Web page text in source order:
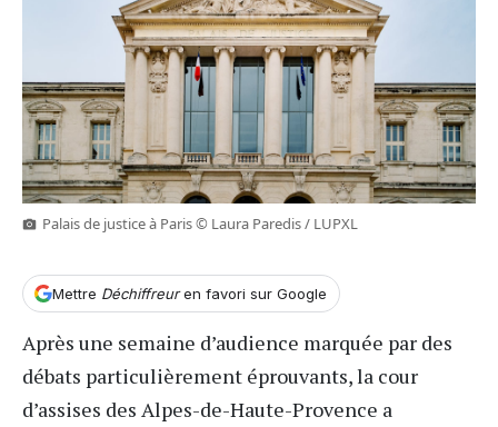
Palais de justice à Paris © Laura Paredis / LUPXL
Mettre Déchiffreuren favori sur Google
Après une semaine d’audience marquée par des
débats particulièrement éprouvants, la cour
d’assises des Alpes-de-Haute-Provence a